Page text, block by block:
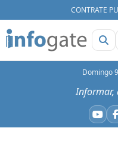
CONTRATE
Domingo
Informar,